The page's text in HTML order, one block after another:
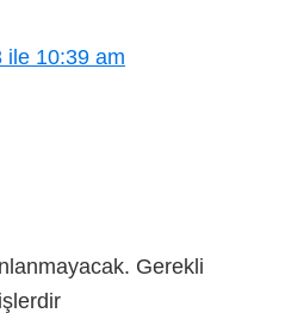
ile 10:39 am
Gerekli